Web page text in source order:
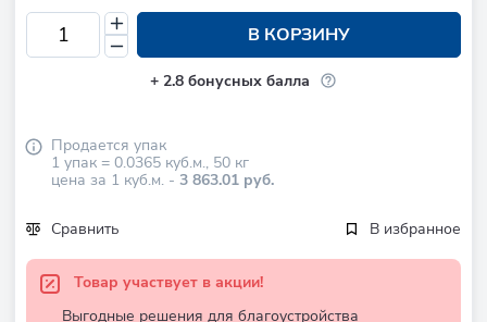
В КОРЗИНУ
+ 2.8 бонусных балла
Продается упак
1 упак = 0.0365 куб.м., 50 кг
цена за 1 куб.м. - 3 863.01 руб.
Сравнить В избранное
Товар участвует в акции!
Выгодные решения для благоустройства